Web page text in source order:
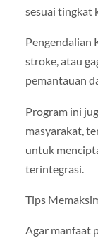
sesuai tingkat
Pengendalian
stroke, atau
pemantauan
Program ini
masyarakat,
untuk
terintegrasi.
Tips
Agar manfaat